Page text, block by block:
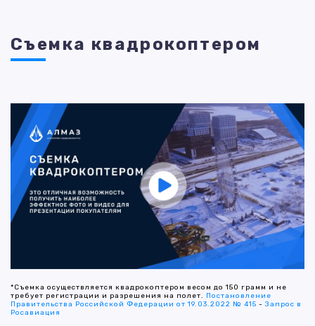
Съемка квадрокоптером
*Съемка осуществляется квадрокоптером весом до 150 грамм и не
требует регистрации и разрешения на полет. Постановление
Правительства Российской Федерации от 19.03.2022 № 415 -Запрос в
Росавиация